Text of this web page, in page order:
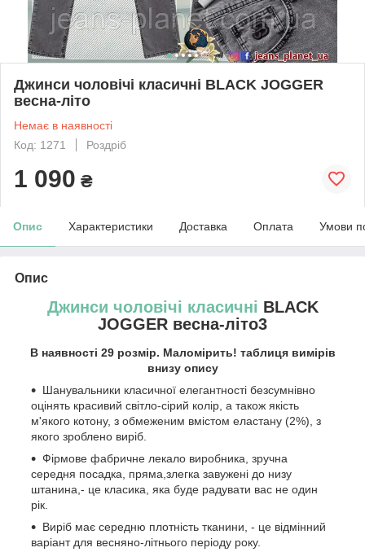
Джинси чоловічі класичні BLACK JOGGER
весна-літо
Немає в наявності
Код: 1271
Роздріб
1 090 ₴
Опис Характеристики Доставка Оплата Умови
Опис
Джинси чоловічі класичні BLACK
JOGGER весна-літо3
В наявності 29 розмір. Маломірить! таблиця вимірів
внизу опису
Шанувальники класичної елегантності безсумнівно
оцінять красивий світло-сірий колір, а також якість
м'якого котону, з обмеженим вмістом еластану (2%), з
якого зроблено виріб.
Фірмове фабричне лекало виробника, зручна
середня посадка, пряма,злегка завужені до низу
штанина,- це класика, яка буде радувати вас не один
рік.
Виріб має середню плотність тканини, - це відмінний
варіант для весняно-літнього періоду року.